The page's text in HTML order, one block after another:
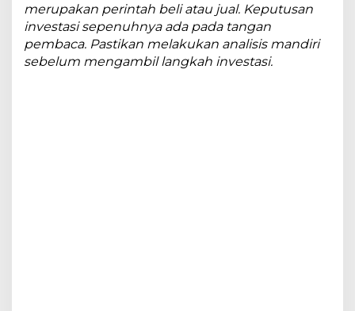
merupakan perintah beli atau jual. Keputusan
investasi sepenuhnya ada pada tangan
pembaca. Pastikan melakukan analisis mandiri
sebelum mengambil langkah investasi.